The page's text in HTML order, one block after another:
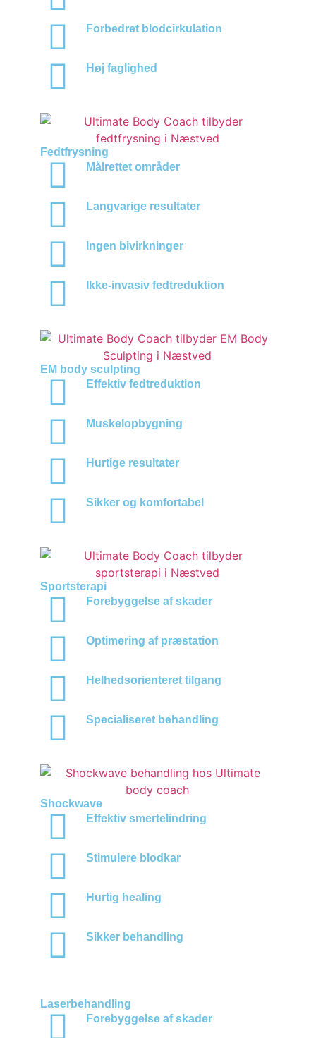
Forbedret blodcirkulation
Høj faglighed
Fedtfrysning
Målrettet områder
Langvarige resultater
Ingen bivirkninger
Ikke-invasiv fedtreduktion
EM body sculpting
Effektiv fedtreduktion
Muskelopbygning
Hurtige resultater
Sikker og komfortabel
Sportsterapi
Forebyggelse af skader
Optimering af præstation
Helhedsorienteret tilgang
Specialiseret behandling
Shockwave
Effektiv smertelindring
Stimulere blodkar
Hurtig healing
Sikker behandling
Laserbehandling
Forebyggelse af skader